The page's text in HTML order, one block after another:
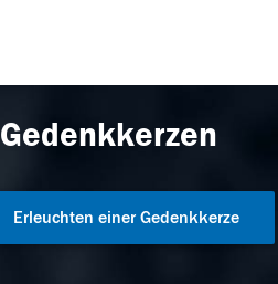
Gedenkkerzen
Erleuchten einer Gedenkkerze